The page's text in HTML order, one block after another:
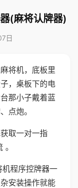
(麻将认牌器)
日
将机，底板里
，桌板下的电
那小子戴着蓝
点炮。
取一对一指
程序控牌器一
安装操作就能